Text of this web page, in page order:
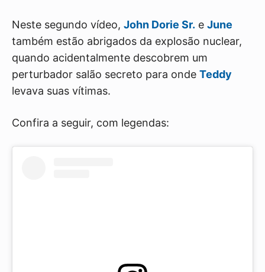
Neste segundo vídeo, John Dorie Sr. e June
também estão abrigados da explosão nuclear,
quando acidentalmente descobrem um
perturbador salão secreto para onde Teddy
levava suas vítimas.
Confira a seguir, com legendas: